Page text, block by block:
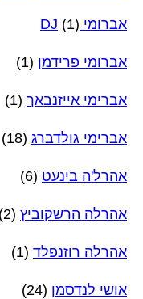
אברומי DJ (1)
אברומי פרידמן (1)
אברימי אייזנבאך (1)
אברימי גולדברג (18)
אהרל'ה בינעט (6)
אהרלה הרשקוביץ (2)
אהרלה רוזנפלד (1)
אושי לנדסמן (24)